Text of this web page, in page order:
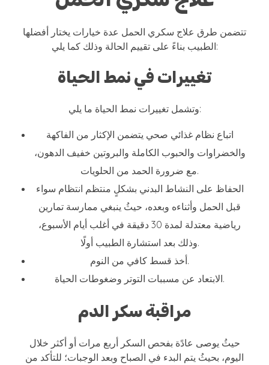
تتضمن طرق علاج سكري الحمل عدة خيارات يختار أفضلها
الطبيب بناءً على تقييم الحالة وذلك كما يلي:
تغييرات في نمط الحياة
وتشمل تغييرات نمط الحياة ما يلي:
اتباع نظام غذائي صحي يتضمن الإكثار من الفاكهة
والخضراوات والحبوب الكاملة والبروتين خفيف الدهون،
مع ضرورة الحمد من الحلويات.
الحفاظ على النشاط البدني بشكلٍ منتظم انتظام سواء
قبل الحمل وأثناءه وبعده، حيثُ ينبغي ممارسة تمارين
رياضية معتدلة لمدة 30 دقيقة في أغلب أيام الأسبوع،
وذلك بعد استشارة الطبيب أولًا.
أخذ قسط كافي من النوم.
الابتعاد عن مسببات التوتر وضغوطات الحياة.
مراقبة سكر الدم
حيثُ يوصى عادًة بفحص السكر أربع مرات أو أكثر خلال
اليوم، بحيثُ يتم البدء في الصباح وبعد الوجبات؛ للتأكد من